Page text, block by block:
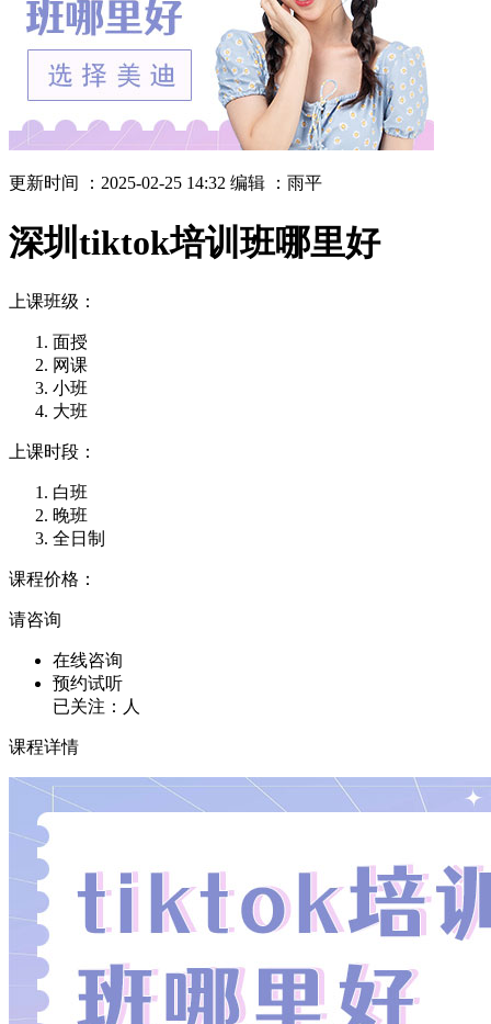
更新时间 ：2025-02-25 14:32 编辑 ：雨平
深圳tiktok培训班哪里好
上课班级：
面授
网课
小班
大班
上课时段：
白班
晚班
全日制
课程价格：
请咨询
在线咨询
预约试听
已关注： 人
课程详情